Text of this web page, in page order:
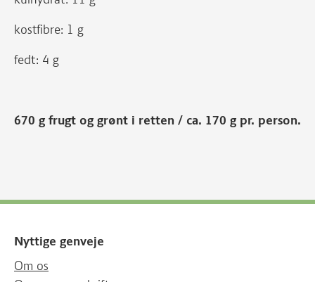
kostfibre: 1 g
fedt: 4 g
670 g frugt og grønt i retten / ca. 170 g pr. person.
Nyttige genveje
Om os